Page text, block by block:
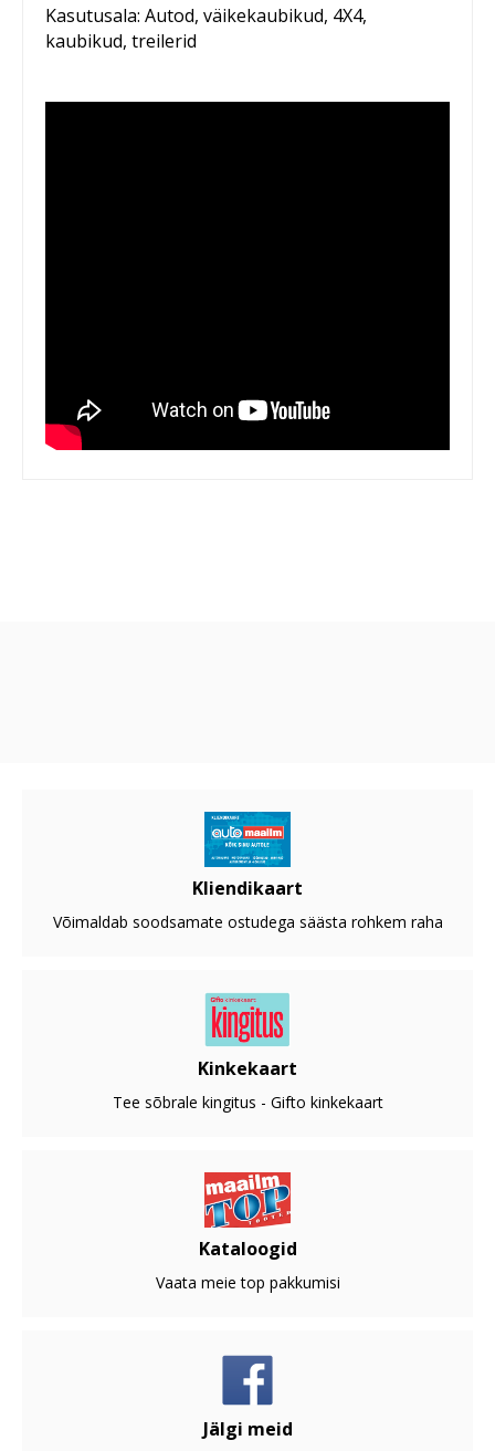
Kasutusala: Autod, väikekaubikud, 4X4,
kaubikud, treilerid
Kliendikaart
Võimaldab soodsamate ostudega säästa rohkem raha
Kinkekaart
Tee sõbrale kingitus - Gifto kinkekaart
Kataloogid
Vaata meie top pakkumisi
Jälgi meid